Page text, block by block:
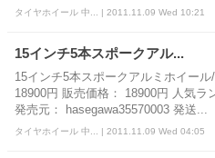
タイヤホイール 中... | 2011.11.09 Wed 10:21
15インチ5本スポークアル...
15インチ5本スポークアルミホイー
18900円 販売価格： 18900円 人気ラ
発売元： hasegawa35570003 発送...
タイヤホイール 中... | 2011.11.09 Wed 04:05